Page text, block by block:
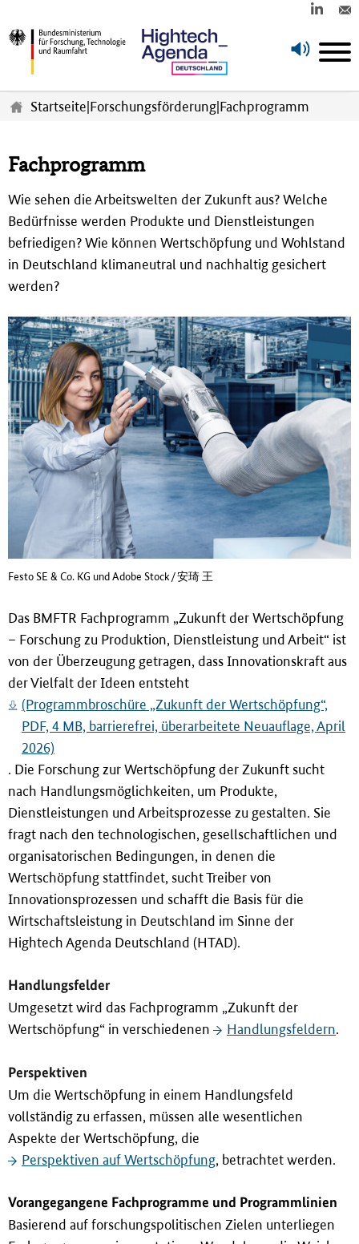
Startseite Forschungsförderung Fachprogramm
Fachprogramm
Wie sehen die Arbeitswelten der Zukunft aus? Welche
Bedürfnisse werden Produkte und Dienstleistungen
befriedigen? Wie können Wertschöpfung und Wohlstand
in Deutschland klimaneutral und nachhaltig gesi­chert
werden?
Festo SE & Co. KG und Adobe Stock/安琦 王
Das BMFTR Fachprogramm „Zukunft der Wertschöpfung
– Forschung zu Produktion, Dienstleistung und Arbeit“ ist
von der Überzeugung getragen, dass Innovationskraft aus
der Vielfalt der Ideen entsteht
(Programmbroschüre „Zukunft der Wertschöpfung“,
PDF, 4 MB, barrierefrei, überarbeitete Neuauflage, April
2026)
. Die Forschung zur Wertschöpfung der Zukunft sucht
nach Handlungsmöglichkeiten, um Produkte,
Dienstleistungen und Arbeitsprozesse zu gestalten. Sie
fragt nach den technologischen, gesellschaftlichen und
organisatorischen Bedingungen, in denen die
Wertschöpfung stattfindet, sucht Treiber von
Innovationsprozessen und schafft die Basis für die
Wirtschaftsleistung in Deutschland im Sinne der
Hightech Agenda Deutschland (HTAD).
Handlungsfelder
Umgesetzt wird das Fachprogramm „Zukunft der
Wertschöpfung“ in verschiedenen
Handlungsfeldern.
Perspektiven
Um die Wertschöpfung in einem Handlungsfeld
vollständig zu erfassen, müssen alle wesentlichen
Aspekte der Wertschöpfung, die
Perspektiven auf Wertschöpfung, betrachtet werden.
Vorangegangene Fachprogramme und Programmlinien
Basierend auf forschungspolitischen Zielen unterliegen